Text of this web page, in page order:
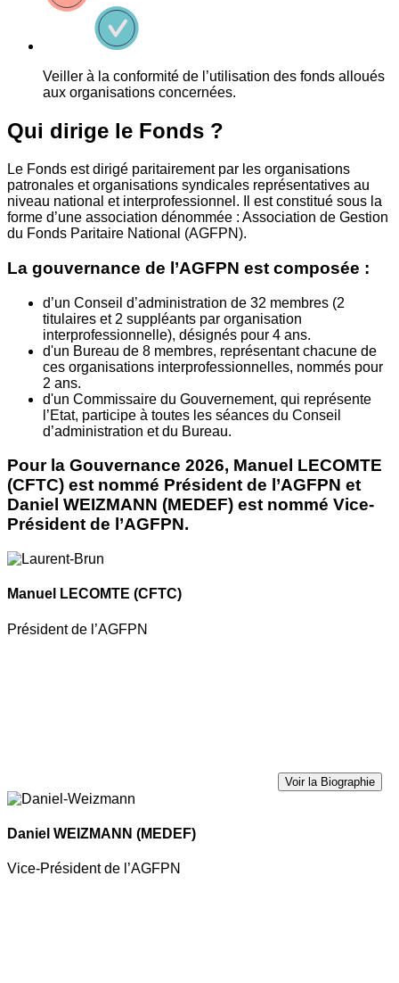
Veiller à la conformité de l’utilisation des fonds alloués
aux organisations concernées.
Qui dirige le Fonds ?
Le Fonds est dirigé paritairement par les organisations
patronales et organisations syndicales représentatives au
niveau national et interprofessionnel. Il est constitué sous la
forme d’une association dénommée : Association de Gestion
du Fonds Paritaire National (AGFPN).
La gouvernance de l’AGFPN est composée :
d’un Conseil d’administration de 32 membres (2
titulaires et 2 suppléants par organisation
interprofessionnelle), désignés pour 4 ans.
d'un Bureau de 8 membres, représentant chacune de
ces organisations interprofessionnelles, nommés pour
2 ans.
d'un Commissaire du Gouvernement, qui représente
l’Etat, participe à toutes les séances du Conseil
d’administration et du Bureau.
Pour la Gouvernance 2026, Manuel LECOMTE
(CFTC) est nommé Président de l’AGFPN et
Daniel WEIZMANN (MEDEF) est nommé Vice-
Président de l’AGFPN.
Manuel LECOMTE (CFTC)
Président de l’AGFPN
Voir la Biographie
Daniel WEIZMANN (MEDEF)
Vice-Président de l’AGFPN